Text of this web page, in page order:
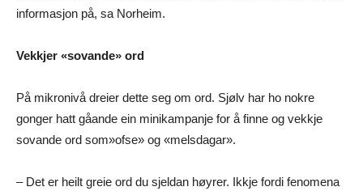
informasjon på, sa Norheim.
Vekkjer «sovande» ord
På mikronivå dreier dette seg om ord. Sjølv har ho nokre
gonger hatt gåande ein minikampanje for å finne og vekkje
sovande ord som»ofse» og «melsdagar».
– Det er heilt greie ord du sjeldan høyrer. Ikkje fordi fenomena